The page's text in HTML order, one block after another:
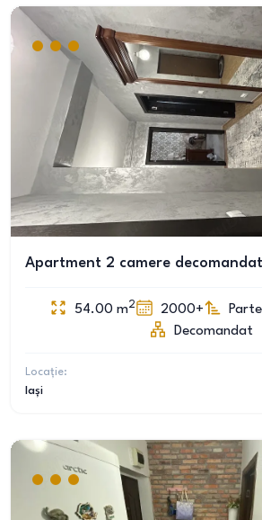
Apartment 2 camere decomandat
54.00 m2 2000+
Decomandat
Locație:
Iași